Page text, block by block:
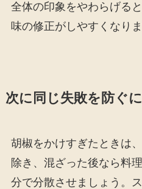
全体の印象をやわらげる
味の修正がしやすくなりま
次に同じ失敗を防ぐ
胡椒をかけすぎたときは
除き、混ざった後なら料
分で分散させましょう。